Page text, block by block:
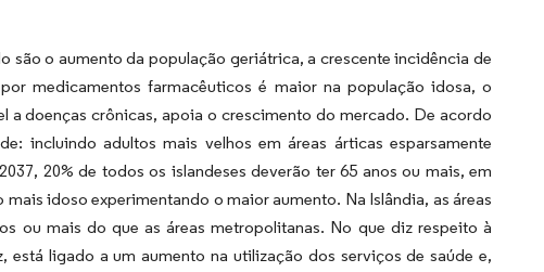
o aumento da população geriátrica, a crescente incidência de
medicamentos farmacêuticos é maior na população idosa, o
a doenças crônicas, apoia o crescimento do mercado. De acordo
incluindo adultos mais velhos em áreas árticas esparsamente
20% de todos os islandeses deverão ter 65 anos ou mais, em
idoso experimentando o maior aumento. Na Islândia, as áreas
ou mais do que as áreas metropolitanas. No que diz respeito à
ligado a um aumento na utilização dos serviços de saúde e,